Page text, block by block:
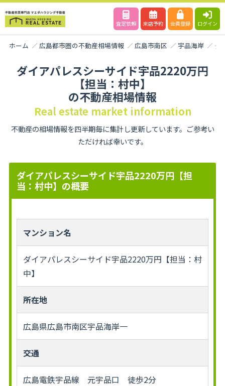
査定依頼 来店予約 会員登録 ログイン
ホーム 広島都市圏の不動産相場情報 広島市南区 宇品海岸 ダ
ダイアパレスシーサイド宇品2220万円
【担当：村中】
の不動産相場情報
Real estate market information
不動産の相場情報を四半期毎に集計し更新しています。ご参考い
ただければ幸いです。
ダイアパレスシーサイド宇品2220万円【担
当：村中】の概要
マンション名
ダイアパレスシーサイド宇品2220万円【担当：村
中】
所在地
広島県広島市南区宇品海岸一
交通
広島電鉄宇品線 元宇品口 徒歩2分